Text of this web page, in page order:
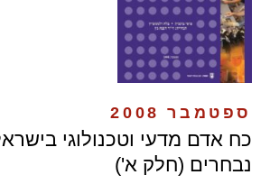
ספטמבר 2008
כח אדם מדעי וטכנולוגי
נבחרים (חלק א')